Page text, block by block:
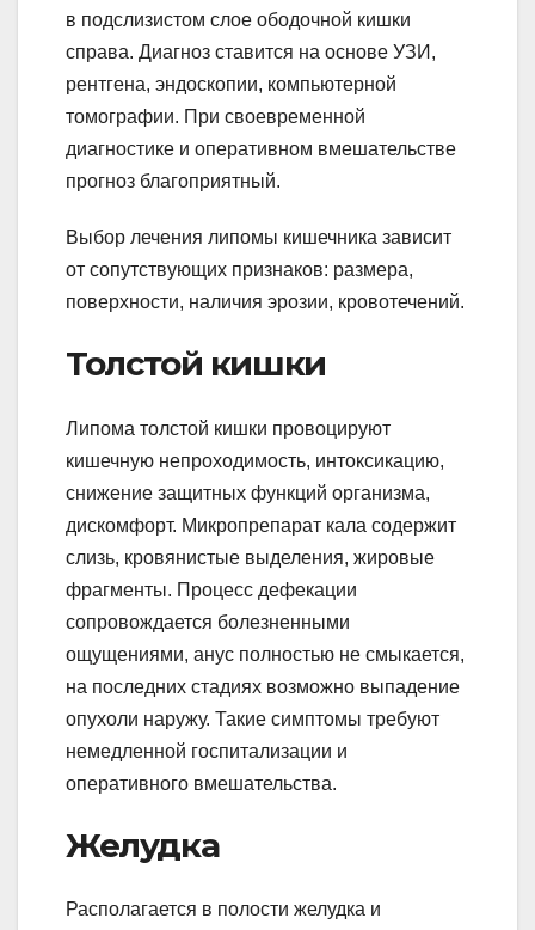
в подслизистом слое ободочной кишки
справа. Диагноз ставится на основе УЗИ,
рентгена, эндоскопии, компьютерной
томографии. При своевременной
диагностике и оперативном вмешательстве
прогноз благоприятный.
Выбор лечения липомы кишечника зависит
от сопутствующих признаков: размера,
поверхности, наличия эрозии, кровотечений.
Толстой кишки
Липома толстой кишки провоцируют
кишечную непроходимость, интоксикацию,
снижение защитных функций организма,
дискомфорт. Микропрепарат кала содержит
слизь, кровянистые выделения, жировые
фрагменты. Процесс дефекации
сопровождается болезненными
ощущениями, анус полностью не смыкается,
на последних стадиях возможно выпадение
опухоли наружу. Такие симптомы требуют
немедленной госпитализации и
оперативного вмешательства.
Желудка
Располагается в полости желудка и